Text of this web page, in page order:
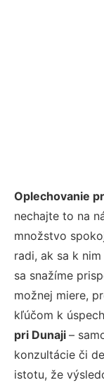
Oplechovanie
nechajte to na
množstvo
radi, ak sa k
sa snažíme
možnej miere,
kľúčom k
pri Dunaji –
konzultácie či
istotu, že